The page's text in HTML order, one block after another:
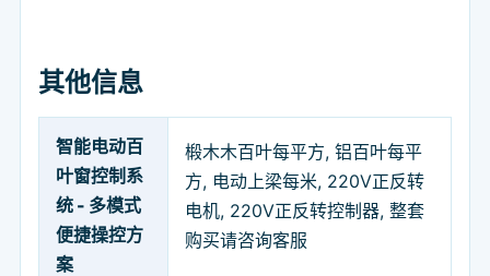
其他信息
智能电动百
叶窗控制系
统 - 多模式
便捷操控方
案
椴木木百叶每平方, 铝百叶每平
方, 电动上梁每米, 220V正反转
电机, 220V正反转控制器, 整套
购买请咨询客服